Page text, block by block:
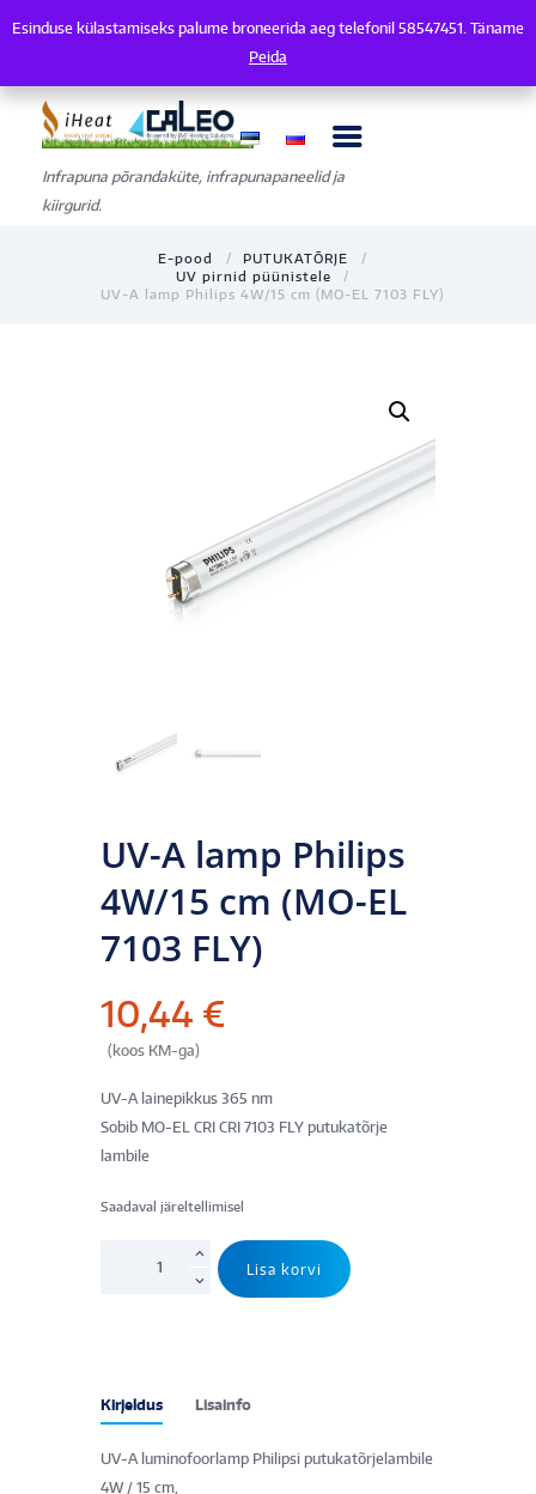
Infrapuna põrandaküte, infrapunapaneelid ja
kiirgurid.
E-pood
PUTUKATÕRJE
UV pirnid püünistele
UV-A lamp Philips 4W/15 cm (MO-EL 7103 FLY)
UV-A lamp Philips
4W/15 cm (MO-EL
7103 FLY)
10,44 €
(koos KM-ga)
UV-A lainepikkus 365 nm
Sobib MO-EL CRI CRI 7103 FLY putukatõrje
lambile
Saadaval järeltellimisel
cm
(MO-
EL
7103
Lisa korvi
Kirjeldus Lisainfo
UV-A luminofoorlamp Philipsi putukatõrjelambile
4W / 15 cm,
Esinduse külastamiseks palume broneerida aeg telefonil 58547451.
Esinduse külastamiseks palume broneerida aeg telefonil 58547451. Täname
Peida